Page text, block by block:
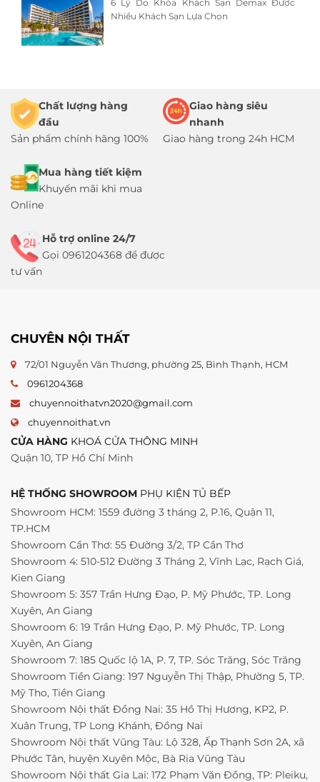
6 Lý Do Khóa Khách Sạn Demax Được
Nhiều Khách Sạn Lựa Chọn
Chất lượng hàng
đầu
Sản phẩm chính hãng 100%
Giao hàng siêu
nhanh
Giao hàng trong 24h HCM
Mua hàng tiết kiệm
Khuyến mãi khi mua
Online
Hỗ trợ online 24/7
Gọi 0961204368 để được
tư vấn
CHUYÊN NỘI THẤT
72/01 Nguyễn Văn Thương, phường 25, Bình Thạnh, HCM
0961204368
chuyennoithatvn2020@gmail.com
chuyennoithat.vn
CỬA HÀNG KHOÁ CỬA THÔNG MINH
Quận 10, TP Hồ Chí Minh
HỆ THỐNG SHOWROOM PHỤ KIỆN TỦ BẾP
Showroom HCM: 1559 đường 3 tháng 2, P.16, Quận 11,
TP.HCM
Showroom Cần Thơ: 55 Đường 3/2, TP Cần Thơ
Showroom 4: 510-512 Đường 3 Tháng 2, Vĩnh Lạc, Rạch Giá,
Kien Giang
Showroom 5: 357 Trần Hưng Đạo, P. Mỹ Phước, TP. Long
Xuyên, An Giang
Showroom 6: 19 Trần Hưng Đạo, P. Mỹ Phước, TP. Long
Xuyên, An Giang
Showroom 7: 185 Quốc lộ 1A, P. 7, TP. Sóc Trăng, Sóc Trăng
Showroom Tiền Giang: 197 Nguyễn Thị Thập, Phường 5, TP.
Mỹ Tho, Tiền Giang
Showroom Nội thất Đồng Nai: 35 Hồ Thị Hương, KP2, P.
Xuân Trung, TP Long Khánh, Đồng Nai
Showroom Nội thất Vũng Tàu: Lộ 328, Ấp Thạnh Sơn 2A, xã
Phước Tân, huyện Xuyên Mộc, Bà Rịa Vũng Tàu
Showroom Nội thất Gia Lai: 172 Phạm Văn Đồng, TP: Pleiku,